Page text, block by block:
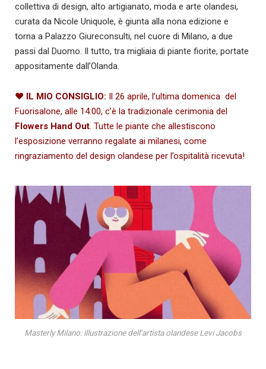
collettiva di design, alto artigianato, moda e arte olandesi,
curata da Nicole Uniquole, è giunta alla nona edizione e
torna a Palazzo Giureconsulti, nel cuore di Milano, a due
passi dal Duomo. Il tutto, tra migliaia di piante fiorite, portate
appositamente dall’Olanda.
♥ IL MIO CONSIGLIO: Il 26 aprile, l’ultima domenica del
Fuorisalone, alle 14:00, c’è la tradizionale cerimonia del
Flowers Hand Out. Tutte le piante che allestiscono
l’esposizione verranno regalate ai milanesi, come
ringraziamento del design olandese per l’ospitalità ricevuta!
Masterly Milano: illustrazione dell’artista olandese Levi Jacobs